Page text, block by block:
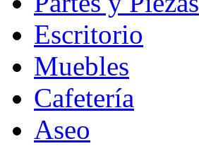
Escritorio
Muebles
Cafetería
Aseo